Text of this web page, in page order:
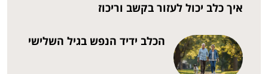
איך כלב יכול לעזור בקשב וריכוז
הכלב ידיד הנפש בגיל השלישי